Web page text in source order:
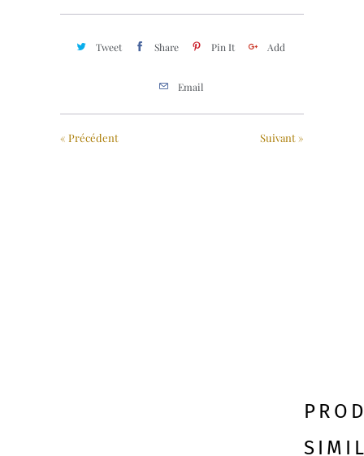
Tweet Share Pin It Add
Email
Suivant »
« Précédent